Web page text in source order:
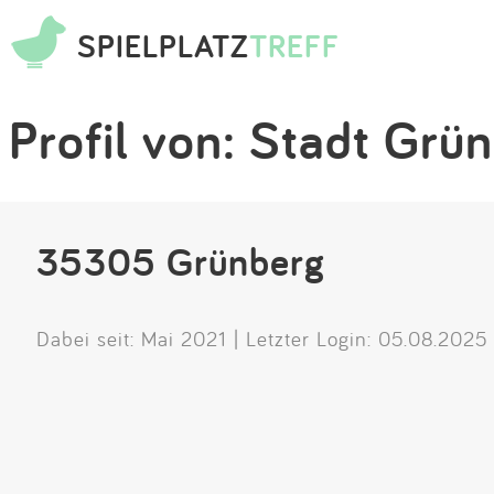
SPIELPLATZTREFF
Profil von: Stadt
35305 Grünberg
Dabei seit: Mai 2021 | Letzter Login: 05.08.2025